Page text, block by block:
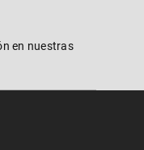
en nuestras